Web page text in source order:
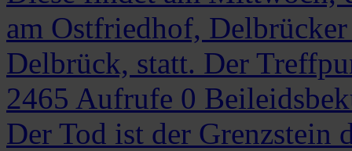
am Ostfriedhof,
Delbrück, statt. Der
2465 Aufrufe 0
Der Tod ist der Grenzstein